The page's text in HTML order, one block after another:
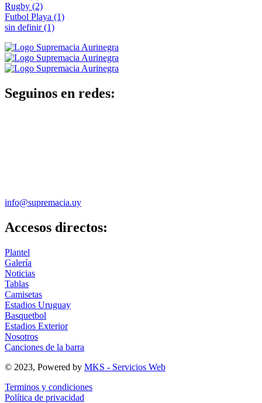
Rugby (2)
Futbol Playa (1)
sin definir(1)
Seguinos en redes:
info@supremacia.uy
Accesos directos:
Plantel
Galería
Noticias
Tablas
Camisetas
Estadios Uruguay
Basquetbol
Estadios Exterior
Nosotros
Canciones de la barra
© 2023, Powered by MKS - Servicios Web
Terminos y condiciones
Política de privacidad